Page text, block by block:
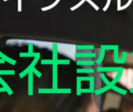
テクノロジー・ガジェット
映像・映画
ビジネス・起業